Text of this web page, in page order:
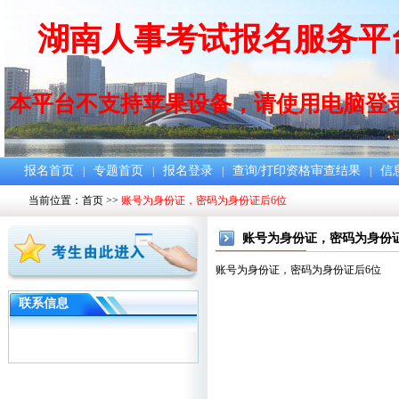
湖南人事考试报名服务平
本平台不支持苹果设备，请使用电脑登
报名首页 专题首页 报名登录 查询/打印资格审查结果 信
当前位置： 首页 >> 账号为身份证，密码为身份证后6位
联系信息
账号为身份证，密码为身份
账号为身份证，密码为身份证后6位